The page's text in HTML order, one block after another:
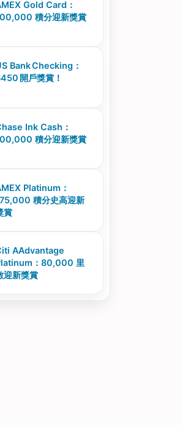
Gold Card：
積分迎新獎賞
Bank Checking：
開戶獎賞！
Ink Cash：
積分迎新獎賞
Platinum：
積分史高迎新
賞
AAdvantage
：80,000 里
迎新獎賞